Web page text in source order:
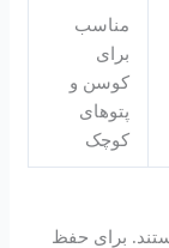
مناسب
برای
کوسن و
پتوهای
کوچک
برای حفظ